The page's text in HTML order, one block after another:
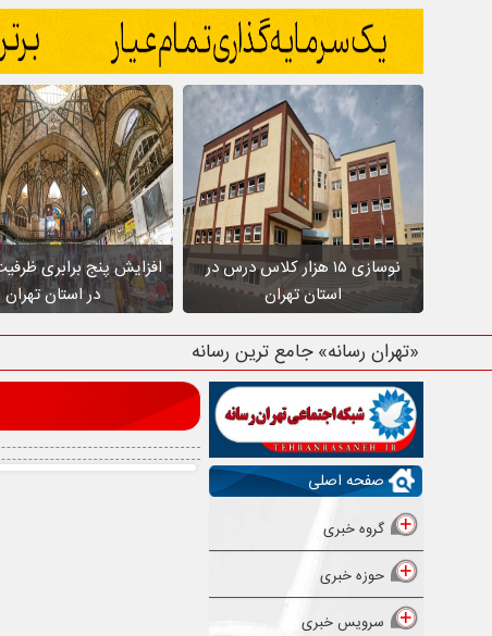
نوسازی ۱۵ هزار کلاس درس در
استان تهران
افزایش پنج برابری
در استان تهران
«تهران رسانه» جامع ترین رسانه استان
صفحه اصلی
گروه خبری
حوزه خبری
سرویس خبری